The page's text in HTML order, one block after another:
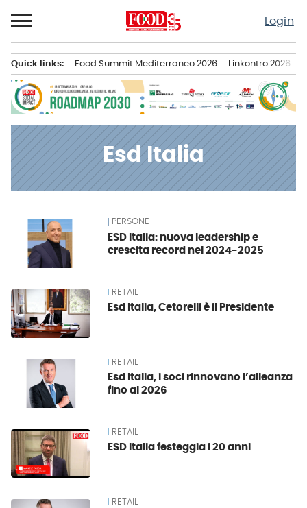
al
contenuto
Login
principale
Quick links: Food Summit Mediterraneo 2026 Linkontro 2026
Esd Italia
PERSONE
ESD Italia: nuova leadership e
crescita record nel 2024-2025
RETAIL
Esd Italia, Cetorelli è il Presidente
RETAIL
Esd Italia, i soci rinnovano l’alleanza
fino al 2026
RETAIL
ESD Italia festeggia i 20 anni
RETAIL